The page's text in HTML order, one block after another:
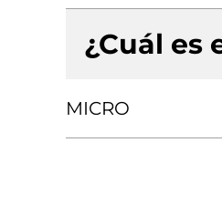
¿Cuál es
MICRO